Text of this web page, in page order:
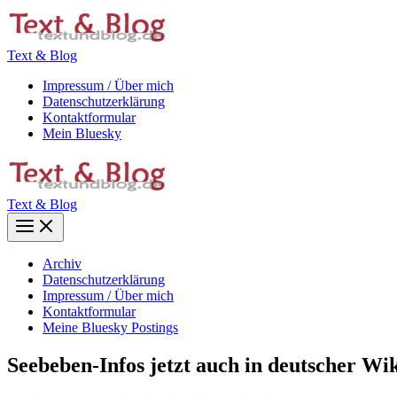
Zum
Inhalt
Text & Blog
Impressum / Über mich
Datenschutzerklärung
Kontaktformular
Mein Bluesky
Text & Blog
Main
Menu
Archiv
Datenschutzerklärung
Impressum / Über mich
Kontaktformular
Meine Bluesky Postings
Seebeben-Infos jetzt auch in deutscher